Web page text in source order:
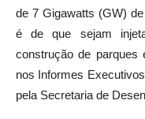
de 7 Gigawatts (GW)
é de que sejam
construção de parques
nos Informes
pela Secretaria de